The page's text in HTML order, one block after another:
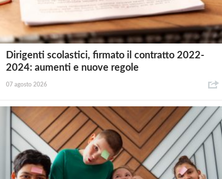
Dirigenti scolastici, firmato il contratto 2022-
2024: aumenti e nuove regole
07 agosto 2026